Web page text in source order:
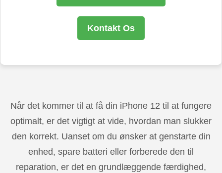
Kontakt Os
Når det kommer til at få din iPhone 12 til at fungere
optimalt, er det vigtigt at vide, hvordan man slukker
den korrekt. Uanset om du ønsker at genstarte din
enhed, spare batteri eller forberede den til
reparation, er det en grundlæggende færdighed,